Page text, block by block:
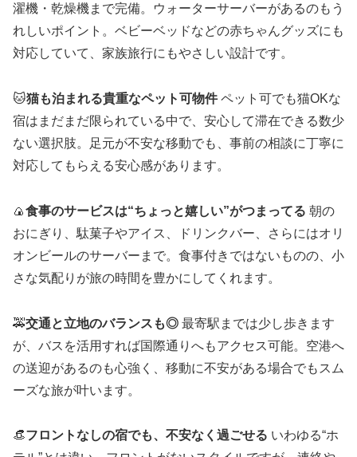
濯機・乾燥機まで完備。ウォーターサーバーがあるのもう
れしいポイント。ベビーベッドなどの赤ちゃんグッズにも
対応していて、家族旅行にもやさしい設計です。
🐱猫も泊まれる貴重なペット可物件ペット可でも猫OKな
宿はまだまだ限られている中で、安心して滞在できる数少
ない選択肢。足元が不安な移動でも、事前の相談に丁寧に
対応してもらえる安心感があります。
🍙食事のサービスは“ちょっと嬉しい”がつまってる 朝の
おにぎり、駄菓子やアイス、ドリンクバー、さらにはオリ
オンビールのサーバーまで。食事付きではないものの、小
さな気配りが旅の時間を豊かにしてくれます。
🚕交通と立地のバランスも◎ 最寄駅までは少し歩きます
が、バスを活用すれば国際通りへもアクセス可能。空港へ
の送迎があるのも心強く、移動に不安がある場合でもスム
ーズな旅が叶います。
👒フロントなしの宿でも、不安なく過ごせる いわゆる“ホ